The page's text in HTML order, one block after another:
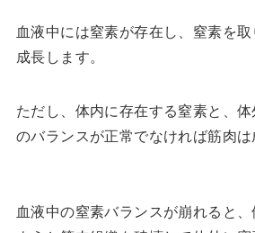
血液中には窒素が存在し、窒素を
成長します。
ただし、体内に存在する窒素と、
のバランスが正常でなければ筋肉は
血液中の窒素バランスが崩れると